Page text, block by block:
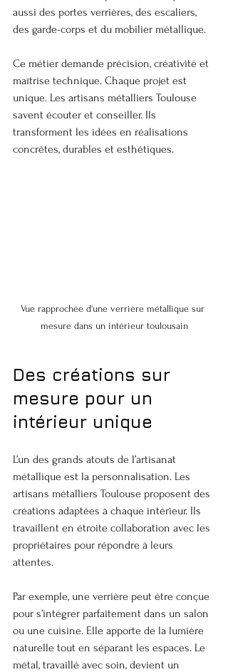
aussi des portes verrières, des escaliers,
des garde-corps et du mobilier métallique.
Ce métier demande précision, créativité et
maîtrise technique. Chaque projet est
unique. Les artisans métalliers Toulouse
savent écouter et conseiller. Ils
transforment les idées en réalisations
concrètes, durables et esthétiques.
Vue rapprochée d'une verrière métallique sur
mesure dans un intérieur toulousain
Des créations sur
mesure pour un
intérieur unique
L’un des grands atouts de l’artisanat
métallique est la personnalisation. Les
artisans métalliers Toulouse proposent des
créations adaptées à chaque intérieur. Ils
travaillent en étroite collaboration avec les
propriétaires pour répondre à leurs
attentes.
Par exemple, une verrière peut être conçue
pour s’intégrer parfaitement dans un salon
ou une cuisine. Elle apporte de la lumière
naturelle tout en séparant les espaces. Le
métal, travaillé avec soin, devient un